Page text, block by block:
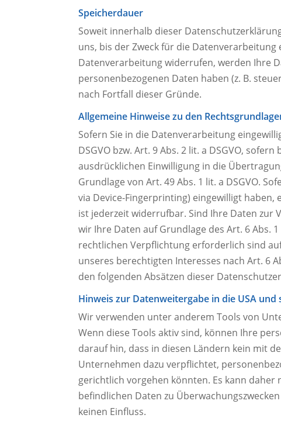
Speicherdauer
Soweit innerhalb dieser
uns, bis der Zweck für die
Datenverarbeitung widerrufen, werden Ihre
personenbezogenen Daten haben (z. B.
nach Fortfall dieser Gründe.
Allgemeine Hinweise zu den
Sofern Sie in die Datenverarbeitung
DSGVO bzw. Art. 9 Abs. 2 lit. a DSGVO,
ausdrücklichen Einwilligung in die
Grundlage von Art. 49 Abs. 1 lit. a DSGVO.
via Device-Fingerprinting) eingewilligt haben,
ist jederzeit widerrufbar. Sind Ihre Daten
wir Ihre Daten auf Grundlage des Art. 6 Abs.
rechtlichen Verpflichtung erforderlich sind
unseres berechtigten Interesses nach Art. 6
den folgenden Absätzen dieser
Hinweis zur Datenweitergabe in die USA
Wir verwenden unter anderem Tools von
Wenn diese Tools aktiv sind, können Ihre
darauf hin, dass in diesen Ländern kein mit
Unternehmen dazu verpflichtet,
gerichtlich vorgehen könnten. Es kann daher
befindlichen Daten zu
keinen Einfluss.